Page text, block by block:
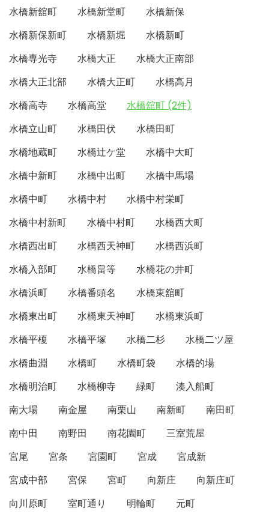
水橋新舘町
水橋新堂町
水橋新保
水橋新保新町
水橋新堀
水橋新町
水橋専光寺
水橋大正
水橋大正南部
水橋大正北部
水橋大正町
水橋高月
水橋高寺
水橋高堂
水橋舘町 (2件)
水橋立山町
水橋田伏
水橋田町
水橋地蔵町
水橋辻ケ堂
水橋中大町
水橋中新町
水橋中出町
水橋中馬場
水橋中町
水橋中村
水橋中村栄町
水橋中村新町
水橋中村町
水橋西大町
水橋西出町
水橋西天神町
水橋西浜町
水橋入部町
水橋畠等
水橋花の井町
水橋浜町
水橋番頭名
水橋東舘町
水橋東出町
水橋東天神町
水橋東浜町
水橋平榎
水橋平塚 水橋二杉
水橋二ツ屋
水橋曲淵
水橋町 水橋町袋
水橋的場
水橋明治町
水橋柳寺 緑町
湊入船町
南大場
南金屋 南栗山 南新町
南田町
南中田
南野田 南花園町
三室荒屋
宮尾
宮条 宮園町 宮成
宮成新
宮成中部
宮保 宮町 向新庄
向新庄町
向川原町
室町通り 明輪町 元町